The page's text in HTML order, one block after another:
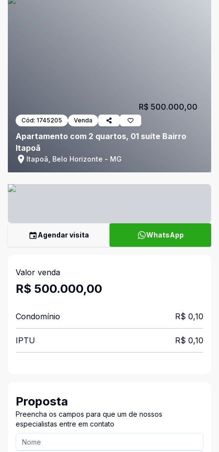
Cód: 1745205 Venda
Apartamento com 2 quartos, 01 suíte Bairro
Itapoã
Itapoã, Belo Horizonte - MG
R$ 500.000,00
Agendar visita WhatsApp
Valor venda
R$ 500.000,00
Condomínio R$ 0,10
IPTU R$ 0,10
Proposta
Preencha os campos para que um de nossos
especialistas entre em contato